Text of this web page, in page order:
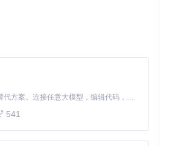
续更新和优化。
是一个集成了多种现代Web开
简化了开发流程，还为开发者提供了一
部署平台。无论是初学者还是经验丰富
项目中获得极大的便利和价值。
Claude Code 的开源替代方案。连接任意大模型，编辑代码，运行命令，自动验证 — 全自动执行。用 Rust 构建，极致性能。 ｜ An open-source alternative to Claude Code. Connect any LLM, edit code, run commands, and verify changes — autonomously. Built in Rust for speed. Get Started
541